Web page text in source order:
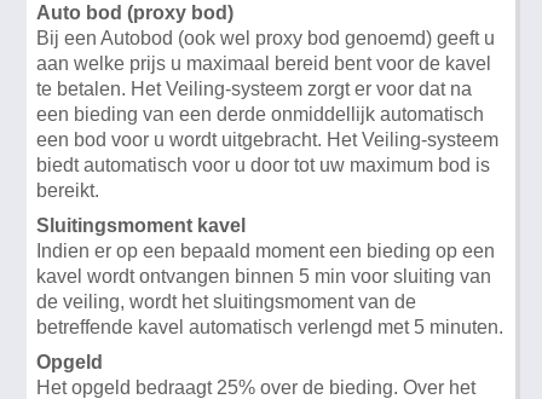
Auto bod (proxy bod)
Bij een Autobod (ook wel proxy bod genoemd) geeft u
aan welke prijs u maximaal bereid bent voor de kavel
te betalen. Het Veiling-systeem zorgt er voor dat na
een bieding van een derde onmiddellijk automatisch
een bod voor u wordt uitgebracht. Het Veiling-systeem
biedt automatisch voor u door tot uw maximum bod is
bereikt.
Sluitingsmoment kavel
Indien er op een bepaald moment een bieding op een
kavel wordt ontvangen binnen 5 min voor sluiting van
de veiling, wordt het sluitingsmoment van de
betreffende kavel automatisch verlengd met 5 minuten.
Opgeld
Het opgeld bedraagt 25% over de bieding. Over het